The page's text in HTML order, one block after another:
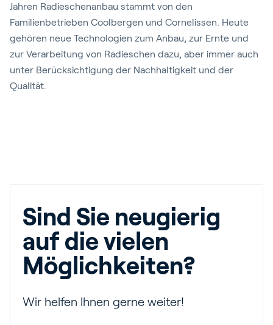
Jahren Radieschenanbau stammt von den
Familienbetrieben Coolbergen und Cornelissen. Heute
gehören neue Technologien zum Anbau, zur Ernte und
zur Verarbeitung von Radieschen dazu, aber immer auch
unter Berücksichtigung der Nachhaltigkeit und der
Qualität.
Sind Sie neugierig
auf die vielen
Möglichkeiten?
Wir helfen Ihnen gerne weiter!